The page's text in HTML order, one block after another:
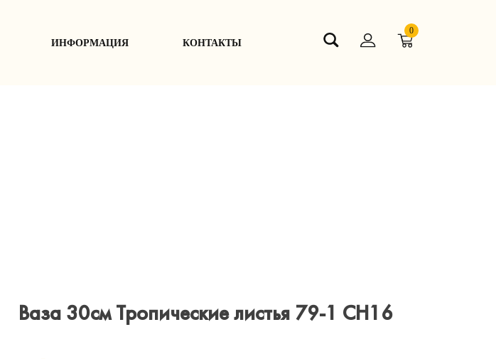
ИНФОРМАЦИЯ КОНТАКТЫ
0
Ваза 30см Тропические листья 79-1 СН16